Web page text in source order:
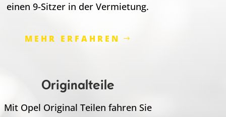
einen 9-Sitzer in der Vermietung.
MEHR ERFAHREN
Originalteile
Mit Opel Original Teilen fahren Sie